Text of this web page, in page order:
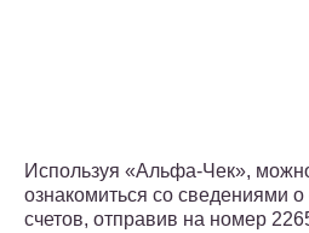
Используя «Альфа-Чек»,
ознакомиться со сведениями
счетов, отправив на номер